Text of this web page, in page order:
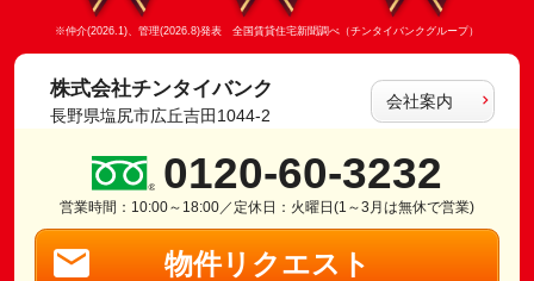
※仲介(2026.1)、管理(2026.8)発表 全国賃貸住宅新聞調べ（チンタイバンクグループ）
株式会社チンタイバンク
長野県塩尻市広丘吉田1044-2
会社案内
0120-60-3232
営業時間：10:00～18:00／定休日：火曜日(1～3月は無休で営業)
物件リクエスト